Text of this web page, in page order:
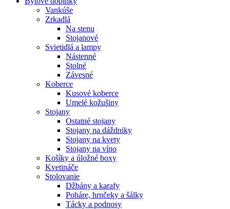
Vankúše
Zrkadlá
Na stenu
Stojanové
Svietidlá a lampy
Nástenné
Stolné
Závesné
Koberce
Kusové koberce
Umelé kožušiny
Stojany
Ostatné stojany
Stojany na dáždniky
Stojany na kvety
Stojany na víno
Košíky a úložné boxy
Kvetináče
Stolovanie
Džbány a karafy
Poháre, hrnčeky a šálky
Tácky a podnosy